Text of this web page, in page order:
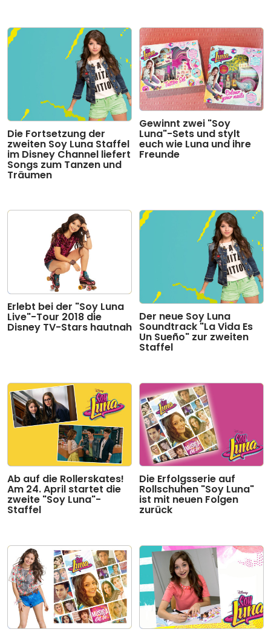
Die Fortsetzung der
zweiten Soy Luna Staffel
im Disney Channel liefert
Songs zum Tanzen und
Träumen
Gewinnt zwei "Soy
Luna"-Sets und stylt
euch wie Luna und ihre
Freunde
Erlebt bei der "Soy Luna
Live"-Tour 2018 die
Disney TV-Stars hautnah
Der neue Soy Luna
Soundtrack "La Vida Es
Un Sueño" zur zweiten
Staffel
Ab auf die Rollerskates!
Am 24. April startet die
zweite "Soy Luna"-
Staffel
Die Erfolgsserie auf
Rollschuhen "Soy Luna"
ist mit neuen Folgen
zurück